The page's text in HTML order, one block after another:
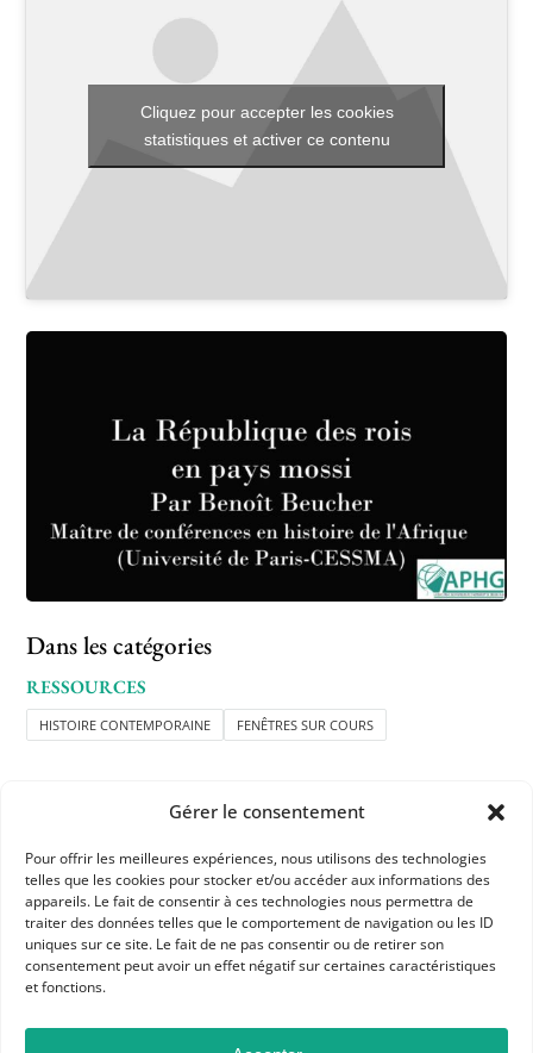
Gérer le consentement
Pour offrir les meilleures expériences, nous utilisons des technologies
telles que les cookies pour stocker et/ou accéder aux informations des
appareils. Le fait de consentir à ces technologies nous permettra de
traiter des données telles que le comportement de navigation ou les ID
uniques sur ce site. Le fait de ne pas consentir ou de retirer son
consentement peut avoir un effet négatif sur certaines caractéristiques
et fonctions.
Toutes les actualités
Les rendez-vous de l’APHG
Concours de recrutement
Cliquez pour accepter les cookies
statistiques et activer ce contenu
Dans les catégories
RESSOURCES
HISTOIRE CONTEMPORAINE FENÊTRES SUR COURS
APHG
Association des professeurs d'histoire et géographie
BP 6541 – 75065 Paris Cedex 02